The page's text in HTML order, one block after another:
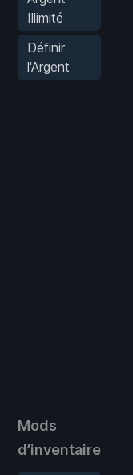
Illimité
Définir
l'Argent
Mods
d’inventaire